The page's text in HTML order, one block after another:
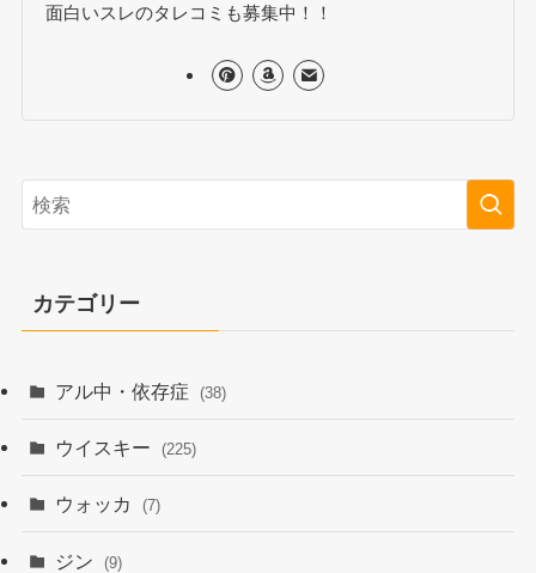
面白いスレのタレコミも募集中！！
カテゴリー
アル中・依存症 (38)
ウイスキー (225)
ウォッカ (7)
ジン (9)